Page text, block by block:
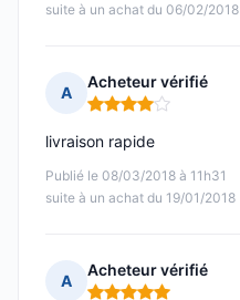
suite à un achat du 06/02/2018
A
Acheteur vérifié
Note : 4 sur 5
Publié le 08/03/2018 à 11h31
suite à un achat du 19/01/2018
livraison rapide
A
Acheteur vérifié